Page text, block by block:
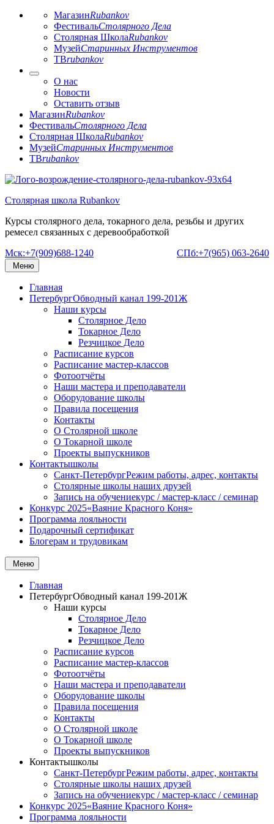
МагазинRubankov
ФестивальСтолярного Дела
Столярная ШколаRubankov
МузейСтаринных Инструментов
ТВrubankov
О нас
Новости
Оставить отзыв
МагазинRubankov
ФестивальСтолярного Дела
Столярная ШколаRubankov
МузейСтаринных Инструментов
ТВrubankov
Перейти
содержимому
Столярная школа Rubankov
Курсы столярного дела, токарного дела, резьбы и других
ремесел связанных с деревообработкой
Мск:+7(909)688-1240
СПб:+7(965) 063-2640
Меню
Главная
ПетербургОбводный канал 199-201Ж
Наши курсы
Столярное Дело
Токарное Дело
Резчицкое Дело
Расписание курсов
Расписание мастер-классов
Фотоотчёты
Наши мастера и преподаватели
Оборудование школы
Правила посещения
Контакты
О Столярной школе
О Токарной школе
Проекты выпускников
Контактышколы
Санкт-ПетербургРежим работы, адрес, контакты
Столярные школы наших друзей
Запись на обучениекурс / мастер-класс / семинар
Конкурс 2025«Ваяние Красного Коня»
Программа лояльности
Подарочный сертификат
Блогерам и трудовикам
Меню
Главная
ПетербургОбводный канал 199-201Ж
Наши курсы
Столярное Дело
Токарное Дело
Резчицкое Дело
Расписание курсов
Расписание мастер-классов
Фотоотчёты
Наши мастера и преподаватели
Оборудование школы
Правила посещения
Контакты
О Столярной школе
О Токарной школе
Проекты выпускников
Контактышколы
Санкт-ПетербургРежим работы, адрес, контакты
Столярные школы наших друзей
Запись на обучениекурс / мастер-класс / семинар
Конкурс 2025«Ваяние Красного Коня»
Программа лояльности